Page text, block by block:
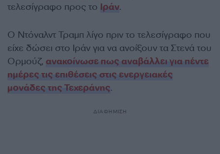
τελεσίγραφο προς το Ιράν.
Ο Ντόναλντ Τραμπ λίγο πριν το τελεσίγραφο που
είχε δώσει στο Ιράν για να ανοίξουν τα Στενά του
Ορμούζ, ανακοίνωσε πως αναβάλλει για πέντε
ημέρες τις επιθέσεις στις ενεργειακές
μονάδες της Τεχεράνης.
ΔΙΑΦΗΜΙΣΗ